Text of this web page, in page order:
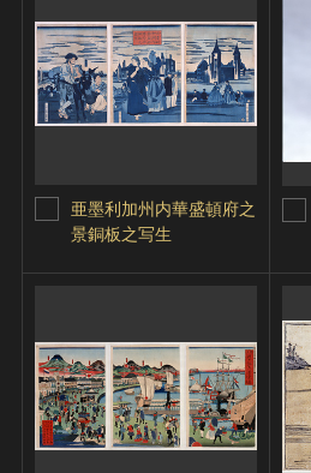
亜墨利加州内華盛頓府之
景銅板之写生